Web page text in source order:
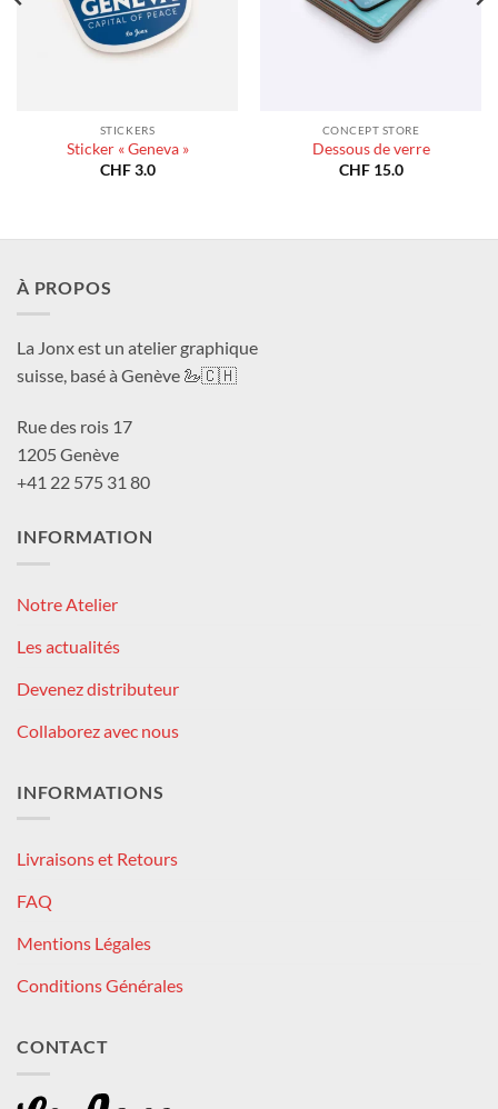
STICKERS
Sticker « Geneva »
CHF3.0
CONCEPT STORE
Dessous de verre
CHF15.0
À PROPOS
La Jonx est un atelier graphique
suisse, basé à Genève 🦢🇨🇭
Rue des rois 17
1205 Genève
+41 22 575 31 80
INFORMATION
Notre Atelier
Les actualités
Devenez distributeur
Collaborez avec nous
INFORMATIONS
Livraisons et Retours
FAQ
Mentions Légales
Conditions Générales
CONTACT